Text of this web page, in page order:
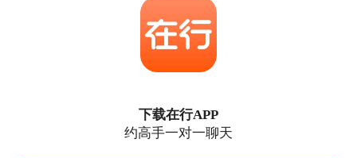
下载在行APP
约高手一对一聊天